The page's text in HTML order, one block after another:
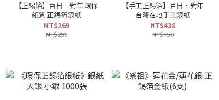
【正錫箔】百日．對年 環保
紙質 正錫箔銀紙
NT$269
NT$290
【手工正錫箔】百日．對年
台灣在地手工銀紙
NT$438
NT$450